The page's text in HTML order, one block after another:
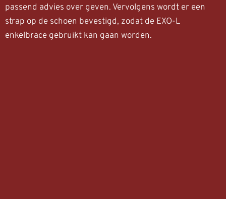
passend advies over geven. Vervolgens wordt er een
strap op de schoen bevestigd, zodat de EXO-L
enkelbrace gebruikt kan gaan worden.